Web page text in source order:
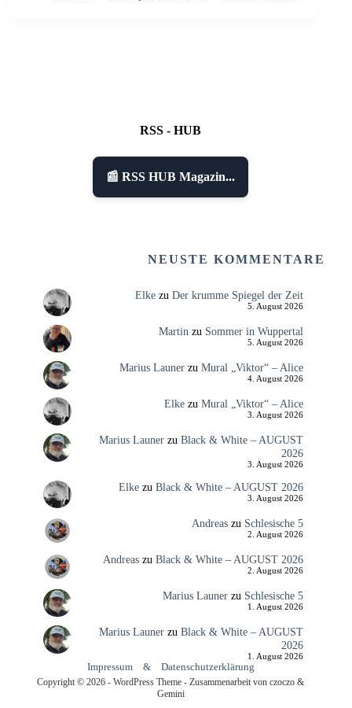
RSS - HUB
📰 RSS HUB Magazin...
NEUSTE KOMMENTARE
Elkezu Der krumme Spiegel der Zeit
5. August 2026
Martin zu Sommer in Wuppertal
5. August 2026
Marius Launerzu Mural „Viktor“ – Alice
4. August 2026
Elkezu Mural „Viktor“ – Alice
3. August 2026
Marius Launerzu Black & White – AUGUST
2026
3. August 2026
Elkezu Black & White – AUGUST 2026
3. August 2026
Andreaszu Schlesische 5
2. August 2026
Andreaszu Black & White – AUGUST 2026
2. August 2026
Marius Launerzu Schlesische 5
1. August 2026
Marius Launerzu Black & White – AUGUST
2026
1. August 2026
Impressum & Datenschutzerklärung
Copyright © 2026 - WordPress Theme - Zusammenarbeit von czoczo &
Gemini